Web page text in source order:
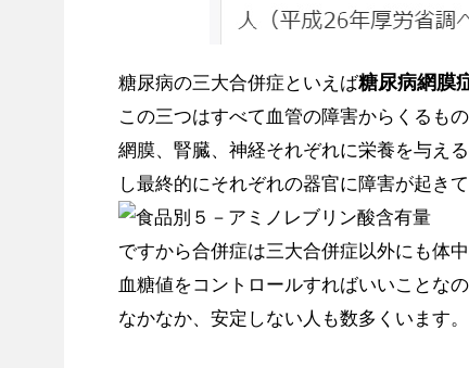
糖尿病の三大合併症といえば糖尿病網膜
この三つはすべて血管の障害からくるもの
網膜、腎臓、神経それぞれに栄養を与える
し最終的にそれぞれの器官に障害が起きて
ですから合併症は三大合併症以外にも体
血糖値をコントロールすればいいことなの
なかなか、安定しない人も数多くいます。